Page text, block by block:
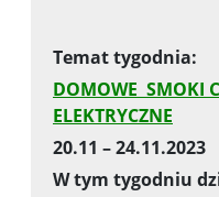
Temat tygodnia:
DOMOWE SMOKI
ELEKTRYCZNE
20.11 – 24.11.2023
W tym tygodniu